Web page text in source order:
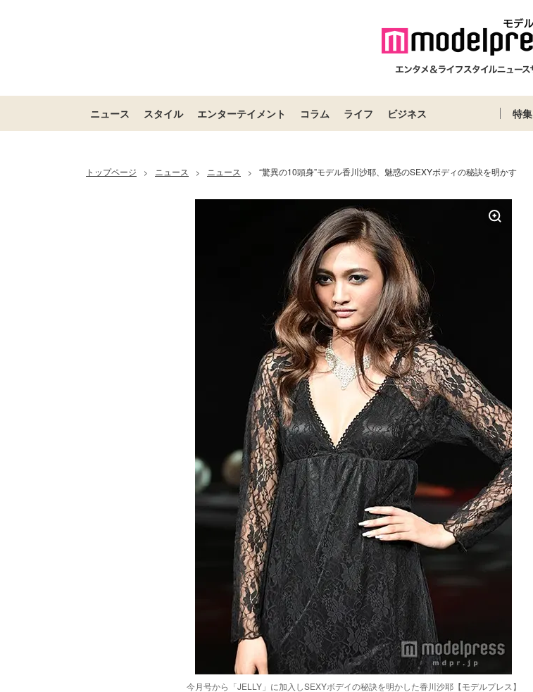
ニュース スタイル エンターテイメント コラム ライフ ビジネス 特集
トップページ > ニュース > ニュース > “驚異の10頭身”モデル香川沙耶、魅惑のSEXYボディの秘訣を明かす
今月号から「JELLY」に加入しSEXYボデイの秘訣を明かした香川沙耶【モデルプレス】